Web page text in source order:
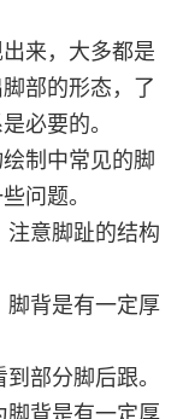
来，大多都是
部的形态，了
必要的。
制中常见的脚
问题。
意脚趾的结构
背是有一定厚
部分脚后跟。
背是有一定厚